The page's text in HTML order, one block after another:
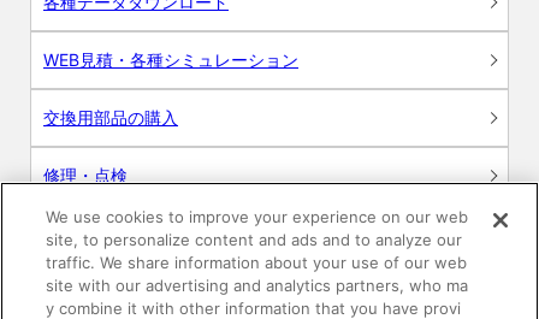
WEB見積・各種シミュレーション
交換用部品の購入
修理・点検
お問い合わせ
ログイン
We use cookies to improve your experience on our web
site, to personalize content and ads and to analyze our
traffic. We share information about your use of our web
site with our advertising and analytics partners, who ma
y combine it with other information that you have provi